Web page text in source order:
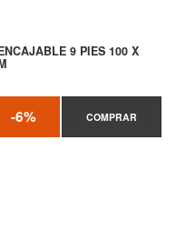
9 PIES 100 X
-6% COMPRAR